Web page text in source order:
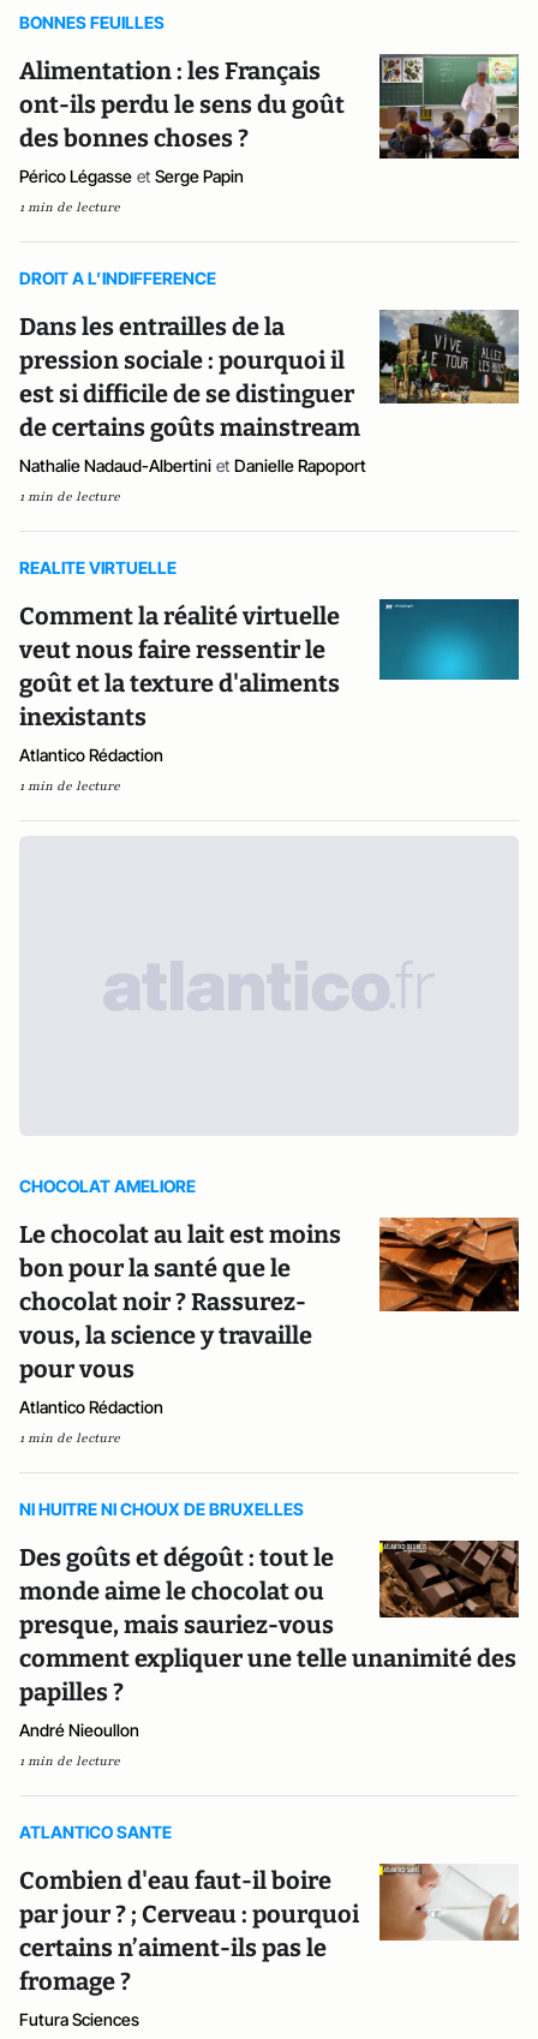
BONNES FEUILLES
Alimentation : les Français
ont-ils perdu le sens du goût
des bonnes choses ?
Périco Légasse et Serge Papin
1 min de lecture
DROIT A L’INDIFFERENCE
Dans les entrailles de la
pression sociale : pourquoi il
est si difficile de se distinguer
de certains goûts mainstream
Nathalie Nadaud-Albertini et Danielle Rapoport
1 min de lecture
REALITE VIRTUELLE
Comment la réalité virtuelle
veut nous faire ressentir le
goût et la texture d'aliments
inexistants
Atlantico Rédaction
1 min de lecture
CHOCOLAT AMELIORE
Le chocolat au lait est moins
bon pour la santé que le
chocolat noir ? Rassurez-
vous, la science y travaille
pour vous
Atlantico Rédaction
1 min de lecture
NI HUITRE NI CHOUX DE BRUXELLES
Des goûts et dégoût : tout le
monde aime le chocolat ou
presque, mais sauriez-vous
comment expliquer une telle unanimité des
papilles ?
André Nieoullon
1 min de lecture
ATLANTICO SANTE
Combien d'eau faut-il boire
par jour ? ; Cerveau : pourquoi
certains n’aiment-ils pas le
fromage ?
Futura Sciences